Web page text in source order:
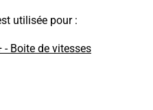
utilisée pour :
- Boite de vitesses